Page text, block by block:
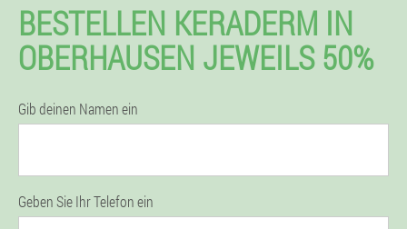
BESTELLEN KERADERM IN
OBERHAUSEN JEWEILS 50%
Gib deinen Namen ein
Geben Sie Ihr Telefon ein